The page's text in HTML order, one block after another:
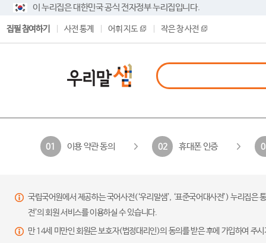
이 누리집은 대한민국 공식 전자정부 누리집입니다.
집필 참여하기 사전 통계 어휘 지도 작은 창 사전
01 이용 약관 동의 02 휴대폰 인증
국립국어원에서 제공하는 국어사전(‘우리말샘’, ‘표준국어대사전’) 누리집
전’의 회원 서비스를 이용하실 수 있습니다.
만 14세 미만인 회원은 보호자(법정대리인)의 동의를 받은 후에 가입하여 주